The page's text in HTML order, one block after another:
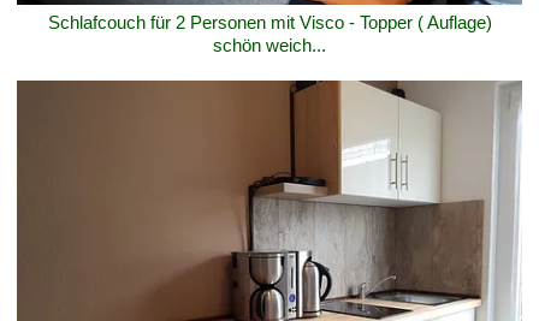
Schlafcouch für 2 Personen mit Visco - Topper ( Auflage)
schön weich...